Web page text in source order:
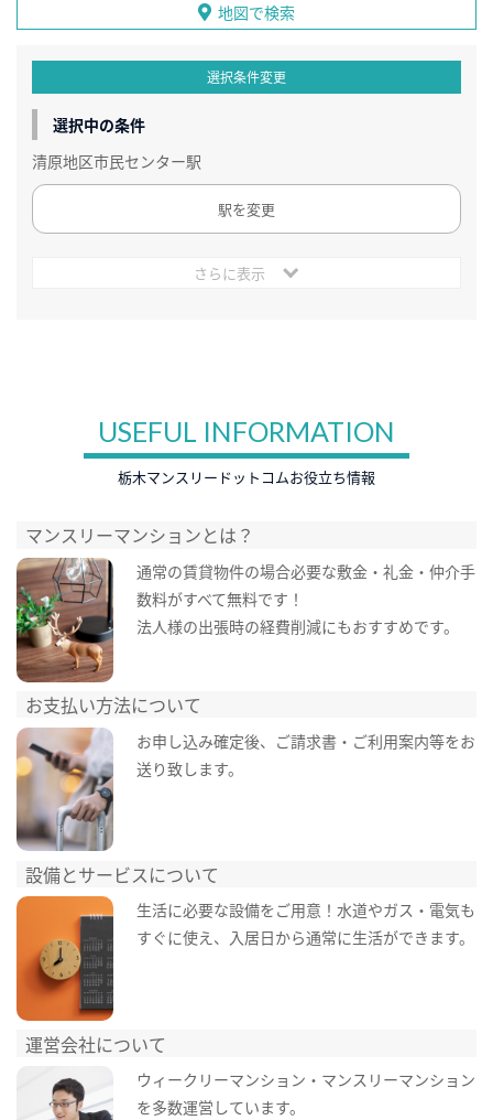
地図で検索
選択条件変更
選択中の条件
清原地区市民センター駅
駅を変更
さらに表示
USEFUL INFORMATION
栃木マンスリードットコムお役立ち情報
マンスリーマンションとは？
通常の賃貸物件の場合必要な敷金・礼金・仲介手
数料がすべて無料です！
法人様の出張時の経費削減にもおすすめです。
お支払い方法について
お申し込み確定後、ご請求書・ご利用案内等をお
送り致します。
設備とサービスについて
生活に必要な設備をご用意！水道やガス・電気も
すぐに使え、入居日から通常に生活ができます。
運営会社について
ウィークリーマンション・マンスリーマンション
を多数運営しています。